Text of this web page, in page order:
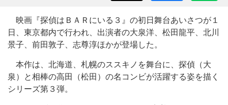
映画『探偵はＢＡＲにいる３』の初日舞台あいさつが１
日、東京都内で行われ、出演者の大泉洋、松田龍平、北川
景子、前田敦子、志尊淳ほかが登場した。
本作は、北海道、札幌のススキノを舞台に、探偵（大
泉）と相棒の高田（松田）の名コンビが活躍する姿を描く
シリーズ第３弾。